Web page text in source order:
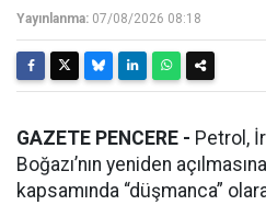
Yayınlanma: 07/08/2026 08:18
GAZETE PENCERE - Petrol,
Boğazı’nın yeniden
kapsamında “düşmanca”